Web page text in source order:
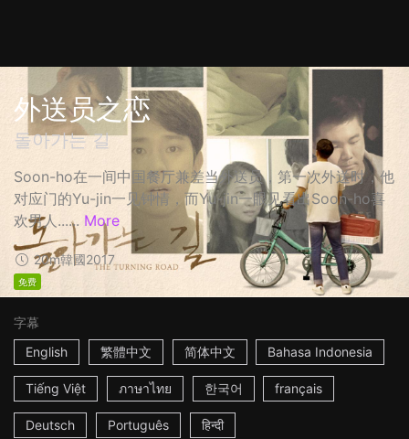
外送员之恋
돌아가는 길
Soon-ho在一间中国餐厅兼差当外送员，第一次外送时，他
对应门的Yu-jin一见钟情，而Yu-jin一眼见看出Soon-ho喜
欢男人...... More
20m韓國2017
免费
字幕
English
繁體中文 简体中文 Bahasa Indonesia
Tiếng Việt ภาษาไทย 한국어 français
Deutsch Português हिन्दी